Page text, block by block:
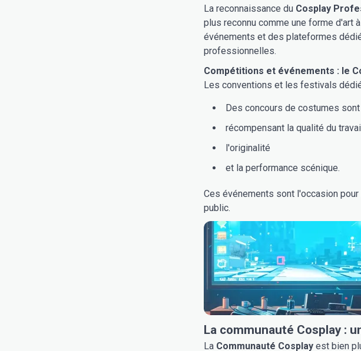
La reconnaissance du Cosplay
plus reconnu comme une forme d'art
événements et des plateformes
professionnelles.
Compétitions et événements : le
Les conventions et les festivals
Des concours de costumes
récompensant la qualité du
l'originalité
et la performance scénique.
Ces événements sont l'occasion
public.
La communauté Cosplay :
La Communauté Cosplay est bien